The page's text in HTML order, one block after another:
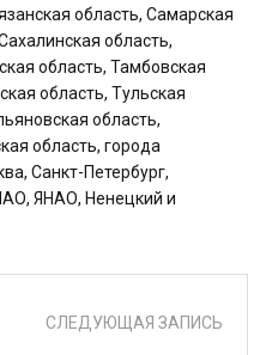
область, Самарская
область,
область, Тамбовская
область, Тульская
область,
область, города
Санкт-Петербург,
ЯНАО, Ненецкий и
СЛЕДУЮЩАЯ ЗАПИСЬ